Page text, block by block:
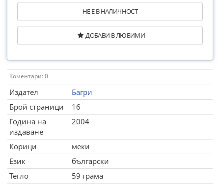
НЕ Е В НАЛИЧНОСТ
ДОБАВИ В ЛЮБИМИ
Коментари: 0
Издател
Багри
Брой страници
16
Година на
издаване
2004
Корици
меки
Език
български
Тегло
59 грама